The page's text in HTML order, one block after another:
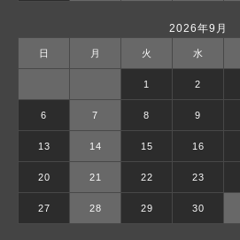
2026年9月
日 月 火 水
1 2
6 7 8 9
13 14 15 16
20 21 22 23
27 28 29 30